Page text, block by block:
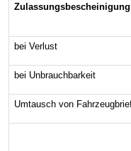
bei Verlust
bei Unbrauchbarkeit
Umtausch von